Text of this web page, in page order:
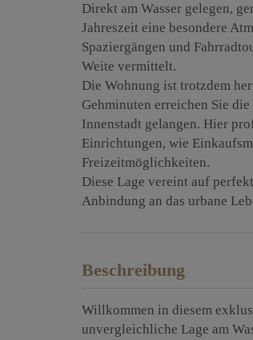
Direkt am Wasser gelegen,
Jahreszeit eine besondere
Spaziergängen und
Weite vermittelt.
Die Wohnung ist trotzdem
Gehminuten erreichen Sie
Innenstadt gelangen. Hier
Einrichtungen, wie
Freizeitmöglichkeiten.
Diese Lage vereint auf
Anbindung an das urbane
Beschreibung
Willkommen in diesem
unvergleichliche Lage am